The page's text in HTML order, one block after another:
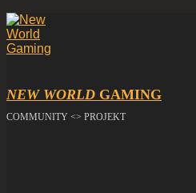
NEW WORLD GAMING
COMMUNITY <> PROJEKT